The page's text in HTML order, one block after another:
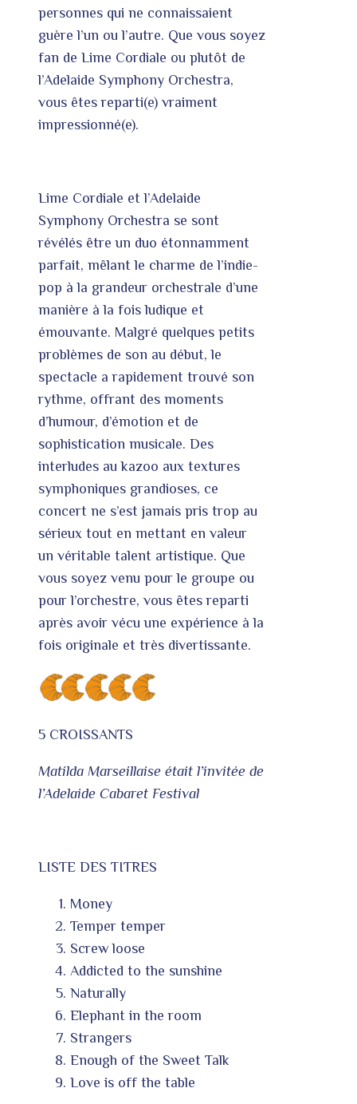
personnes qui ne connaissaient
guère l’un ou l’autre. Que vous soyez
fan de Lime Cordiale ou plutôt de
l’Adelaide Symphony Orchestra,
vous êtes reparti(e) vraiment
impressionné(e).
Lime Cordiale et l’Adelaide
Symphony Orchestra se sont
révélés être un duo étonnamment
parfait, mêlant le charme de l’indie-
pop à la grandeur orchestrale d’une
manière à la fois ludique et
émouvante. Malgré quelques petits
problèmes de son au début, le
spectacle a rapidement trouvé son
rythme, offrant des moments
d’humour, d’émotion et de
sophistication musicale. Des
interludes au kazoo aux textures
symphoniques grandioses, ce
concert ne s’est jamais pris trop au
sérieux tout en mettant en valeur
un véritable talent artistique. Que
vous soyez venu pour le groupe ou
pour l’orchestre, vous êtes reparti
après avoir vécu une expérience à la
fois originale et très divertissante.
5 CROISSANTS
Matilda Marseillaise était l’invitée de
l’Adelaide Cabaret Festival
LISTE DES TITRES
Money
Temper temper
Screw loose
Addicted to the sunshine
Naturally
Elephant in the room
Strangers
Enough of the Sweet Talk
Love is off the table